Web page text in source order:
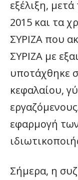
εξέλιξη,
2015 και τα
ΣΥΡΙΖΑ που
ΣΥΡΙΖΑ με
υποτάχθηκε
κεφαλαίου,
εφαρμογή
Σήμερα, η